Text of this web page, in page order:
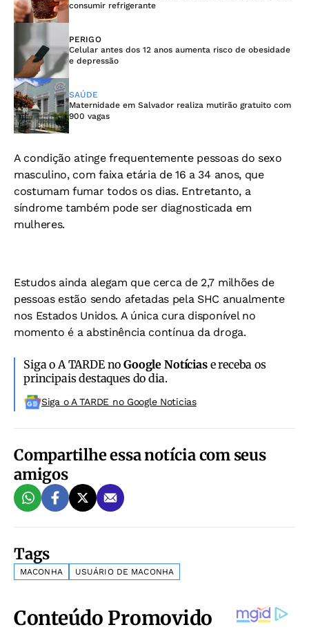
consumir refrigerante
PERIGO
Celular antes dos 12 anos aumenta risco de obesidade
e depressão
SAÚDE
Maternidade em Salvador realiza mutirão gratuito com
900 vagas
A condição atinge frequentemente pessoas do sexo
masculino, com faixa etária de 16 a 34 anos, que
costumam fumar todos os dias. Entretanto, a
síndrome também pode ser diagnosticada em
mulheres.
Estudos ainda alegam que cerca de 2,7 milhões de
pessoas estão sendo afetadas pela SHC anualmente
nos Estados Unidos. A única cura disponível no
momento é a abstinência contínua da droga.
Siga o A TARDE noGoogle Notíciase receba os
principais destaques do dia.
Siga o A TARDE no Google Noticias
Compartilhe essa notícia com seus
amigos
Tags
MACONHA USUÁRIO DE MACONHA